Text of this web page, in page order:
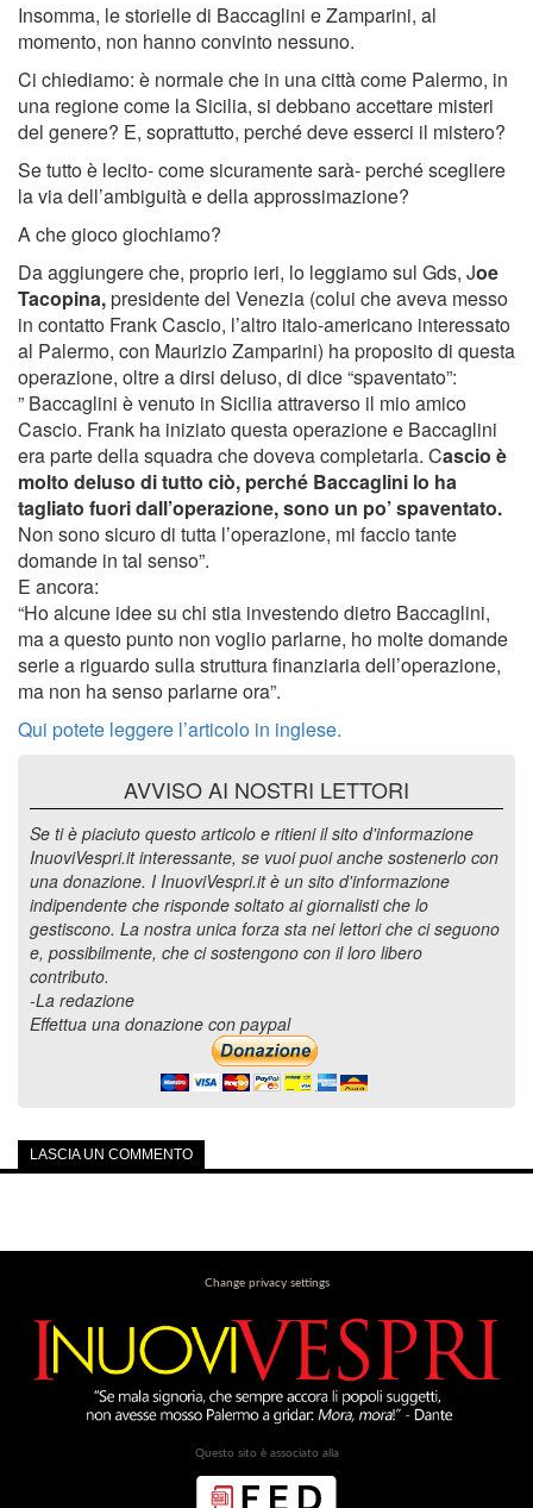
Insomma, le storielle di Baccaglini e Zamparini, al
momento, non hanno convinto nessuno.
Ci chiediamo: è normale che in una città come Palermo, in
una regione come la Sicilia, si debbano accettare misteri
del genere? E, soprattutto, perché deve esserci il mistero?
Se tutto è lecito- come sicuramente sarà- perché scegliere
la via dell’ambiguità e della approssimazione?
A che gioco giochiamo?
Da aggiungere che, proprio ieri, lo leggiamo sul Gds, Joe
Tacopina,presidente del Venezia (colui che aveva messo
in contatto Frank Cascio, l’altro italo-americano interessato
al Palermo, con Maurizio Zamparini) ha proposito di questa
operazione, oltre a dirsi deluso, di dice “spaventato”:
” Baccaglini è venuto in Sicilia attraverso il mio amico
Cascio. Frank ha iniziato questa operazione e Baccaglini
era parte della squadra che doveva completarla. Cascio è
molto deluso di tutto ciò, perché Baccaglini lo ha
tagliato fuori dall’operazione, sono un po’ spaventato.
Non sono sicuro di tutta l’operazione, mi faccio tante
domande in tal senso”.
E ancora:
“Ho alcune idee su chi stia investendo dietro Baccaglini,
ma a questo punto non voglio parlarne, ho molte domande
serie a riguardo sulla struttura finanziaria dell’operazione,
ma non ha senso parlarne ora”.
Qui potete leggere l’articolo in inglese.
AVVISO AI NOSTRI LETTORI
Se ti è piaciuto questo articolo e ritieni il sito d'informazione
InuoviVespri.it interessante, se vuoi puoi anche sostenerlo con
una donazione. I InuoviVespri.it è un sito d'informazione
indipendente che risponde soltato ai giornalisti che lo
gestiscono. La nostra unica forza sta nei lettori che ci seguono
e, possibilmente, che ci sostengono con il loro libero
contributo.
-La redazione
Effettua una donazione con paypal
LASCIA UN COMMENTO
Change privacy settings
Questo sito è associato alla